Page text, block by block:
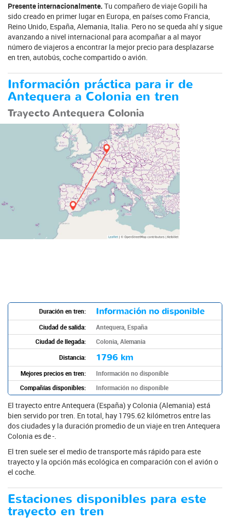
Presente internacionalmente. Tu compañero de viaje Gopili ha
sido creado en primer lugar en Europa, en países como Francia,
Reino Unido, España, Alemania, Italia. Pero no se queda ahí y sigue
avanzando a nivel internacional para acompañar a al mayor
número de viajeros a encontrar la mejor precio para desplazarse
en tren, autobús, coche compartido o avión.
Información práctica para ir de
Antequera a Colonia en tren
Trayecto Antequera Colonia
Duración en tren: Información no disponible
Ciudad de salida:
Antequera, España
Ciudad de llegada:
Colonia, Alemania
Distancia:
1796 km
Mejores precios en tren:
Información no disponible
Compañías disponibles:
Información no disponible
El trayecto entre Antequera (España) y Colonia (Alemania) está
bien servido por tren. En total, hay 1795.62 kilómetros entre las
dos ciudades y la duración promedio de un viaje en tren Antequera
Colonia es de -.
El tren suele ser el medio de transporte más rápido para este
trayecto y la opción más ecológica en comparación con el avión o
el coche.
Estaciones disponibles para este
trayecto en tren